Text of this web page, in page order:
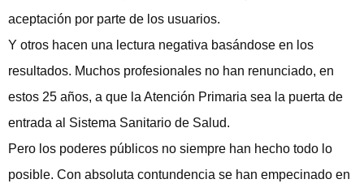
aceptación por parte de los usuarios.
Y otros hacen una lectura negativa basándose en los
resultados. Muchos profesionales no han renunciado, en
estos 25 años, a que la Atención Primaria sea la puerta de
entrada al Sistema Sanitario de Salud.
Pero los poderes públicos no siempre han hecho todo lo
posible. Con absoluta contundencia se han empecinado en